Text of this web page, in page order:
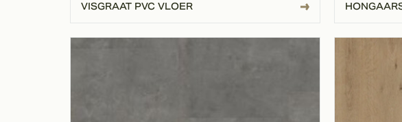
VISGRAAT PVC VLOER